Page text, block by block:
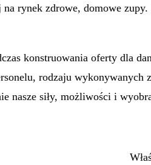
rynek zdrowe, domowe
konstruowania oferty dla
rodzaju wykonywanych
nasze siły, możliwości i